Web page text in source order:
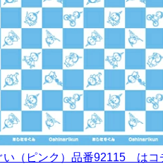
い（ピンク）品番92115 はコ